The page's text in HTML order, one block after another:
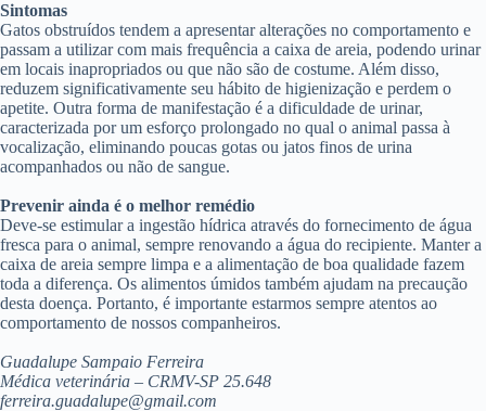
Sintomas
Gatos obstruídos tendem a apresentar alterações no comportamento e
passam a utilizar com mais frequência a caixa de areia, podendo urinar
em locais inapropriados ou que não são de costume. Além disso,
reduzem significativamente seu hábito de higienização e perdem o
apetite. Outra forma de manifestação é a dificuldade de urinar,
caracterizada por um esforço prolongado no qual o animal passa à
vocalização, eliminando poucas gotas ou jatos finos de urina
acompanhados ou não de sangue.
Prevenir ainda é o melhor remédio
Deve-se estimular a ingestão hídrica através do fornecimento de água
fresca para o animal, sempre renovando a água do recipiente. Manter a
caixa de areia sempre limpa e a alimentação de boa qualidade fazem
toda a diferença. Os alimentos úmidos também ajudam na precaução
desta doença. Portanto, é importante estarmos sempre atentos ao
comportamento de nossos companheiros.
Guadalupe Sampaio Ferreira
Médica veterinária – CRMV-SP 25.648
ferreira.guadalupe@gmail.com